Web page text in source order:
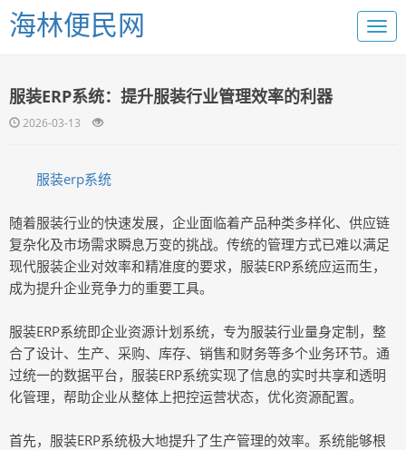
海林便民网
服装ERP系统：提升服装行业管理效率的利器
2026-03-13
服装erp系统
随着服装行业的快速发展，企业面临着产品种类多样化、供应链
复杂化及市场需求瞬息万变的挑战。传统的管理方式已难以满足
现代服装企业对效率和精准度的要求，服装ERP系统应运而生，
成为提升企业竞争力的重要工具。
服装ERP系统即企业资源计划系统，专为服装行业量身定制，整
合了设计、生产、采购、库存、销售和财务等多个业务环节。通
过统一的数据平台，服装ERP系统实现了信息的实时共享和透明
化管理，帮助企业从整体上把控运营状态，优化资源配置。
首先，服装ERP系统极大地提升了生产管理的效率。系统能够根